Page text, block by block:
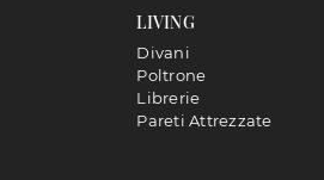
LIVING
Divani
Poltrone
Librerie
Pareti Attrezzate